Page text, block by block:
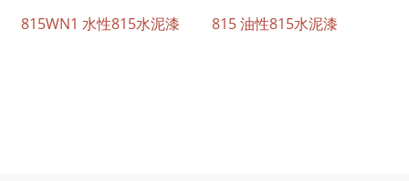
815WN1 水性815水泥漆 815 油性815水泥漆